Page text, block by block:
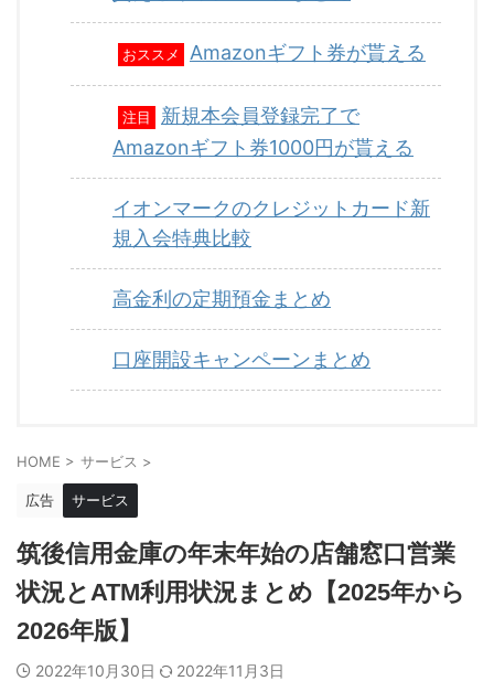
おススメ Amazonギフト券が貰える
注目
新規本会員登録完了で
Amazonギフト券1000円が貰える
イオンマークのクレジットカード新
規入会特典比較
高金利の定期預金まとめ
口座開設キャンペーンまとめ
HOME > サービス >
広告 サービス
筑後信用金庫の年末年始の店舗窓口営業
状況とATM利用状況まとめ【2025年から
2026年版】
2022年10月30日 2022年11月3日